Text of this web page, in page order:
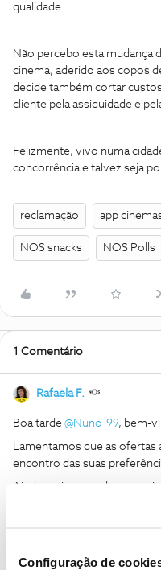
Configuração de
qualidade.
Não percebo esta mudança
cinema, aderido aos copos
decide também cortar
cliente pela assiduidade e
Felizmente, vivo numa
concorrência e talvez seja
reclamação app
NOS snacks NOS Polls
1 Comentário
Rafaela F.
Boa tarde ​ @Nuno_99, bem-
Lamentamos que as ofertas
encontro das suas
Ainda assim, agradecemos
A sua opinião é importante
Por favor, partilhe com a